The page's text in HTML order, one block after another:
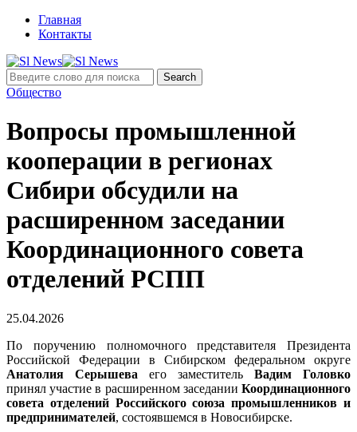
Главная
Контакты
Общество
Вопросы промышленной
кооперации в регионах
Сибири обсудили на
расширенном заседании
Координационного совета
отделений РСПП
25.04.2026
По поручению полномочного представителя Президента
Российской Федерации в Сибирском федеральном округе
Анатолия Серышева его заместитель Вадим Головко
принял участие в расширенном заседании Координационного
совета отделений Российского союза промышленников и
предпринимателей, состоявшемся в Новосибирске.